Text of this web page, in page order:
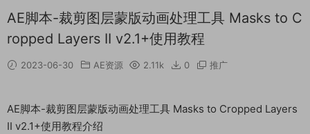
AE脚本-裁剪图层蒙版动画处理工具 Masks to C
ropped Layers II v2.1+使用教程
2023-06-30 AE资源 2.11k 0 推广
AE脚本-裁剪图层蒙版动画处理工具 Masks to Cropped Layers
II v2.1+使用教程介绍